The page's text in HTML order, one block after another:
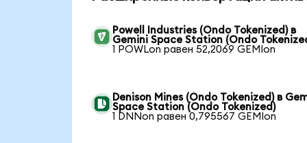
Powell Industries (Ondo Tokenized) в
Gemini Space Station (Ondo
1 POWLon равен 52,2069 GEMIon
Denison Mines (Ondo Tokenized) в
Space Station (Ondo Tokenized)
1 DNNon равен 0,795567 GEMIon